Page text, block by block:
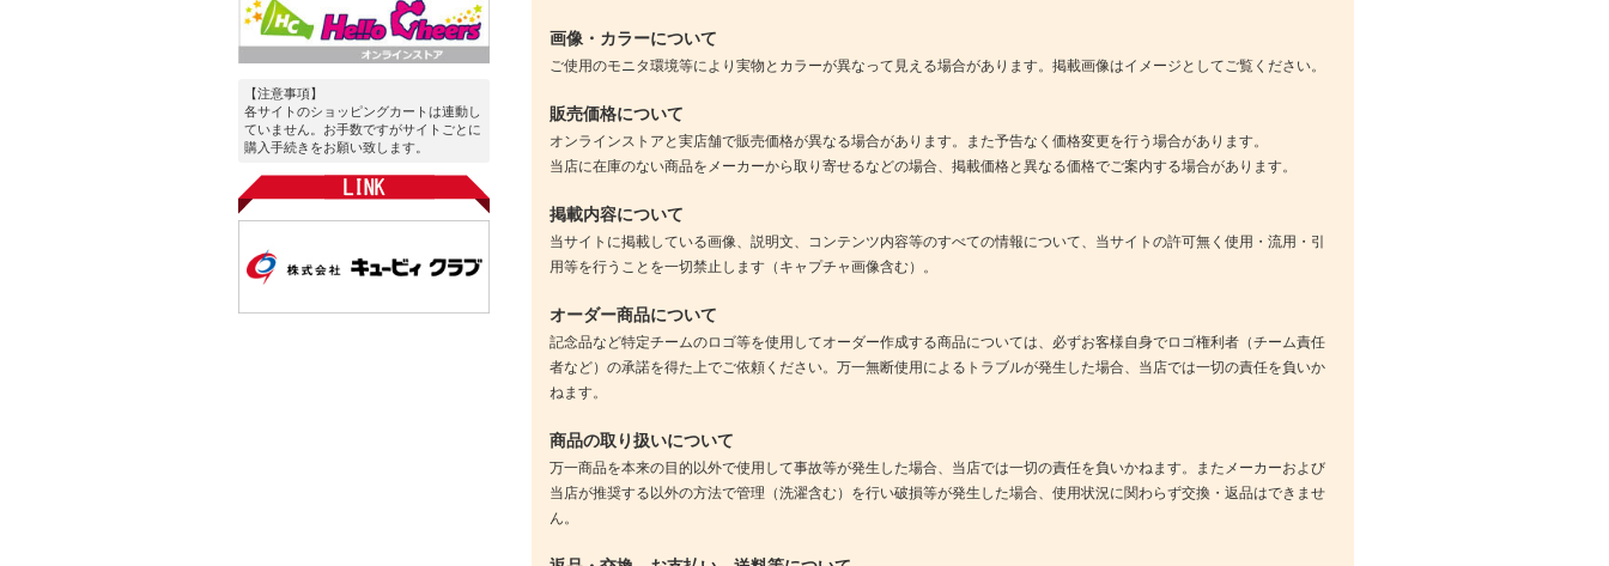
【注意事項】
各サイトのショッピングカートは連動し
ていません。お手数ですがサイトごとに
購入手続きをお願い致します。
画像・カラーについて
ご使用のモニタ環境等により実物とカラーが異なって見える場合があります。掲載画像はイメージとしてご覧ください。
販売価格について
オンラインストアと実店舗で販売価格が異なる場合があります。また予告なく価格変更を行う場合があります。
当店に在庫のない商品をメーカーから取り寄せるなどの場合、掲載価格と異なる価格でご案内する場合があります。
掲載内容について
当サイトに掲載している画像、説明文、コンテンツ内容等のすべての情報について、当サイトの許可無く使用・流用・引
用等を行うことを一切禁止します（キャプチャ画像含む）。
オーダー商品について
記念品など特定チームのロゴ等を使用してオーダー作成する商品については、必ずお客様自身でロゴ権利者（チーム責任
者など）の承諾を得た上でご依頼ください。万一無断使用によるトラブルが発生した場合、当店では一切の責任を負いか
ねます。
商品の取り扱いについて
万一商品を本来の目的以外で使用して事故等が発生した場合、当店では一切の責任を負いかねます。またメーカーおよび
当店が推奨する以外の方法で管理（洗濯含む）を行い破損等が発生した場合、使用状況に関わらず交換・返品はできませ
ん。